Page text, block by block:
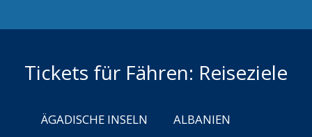
Tickets für Fähren: Reiseziele
ÄGADISCHE INSELN
ALBANIEN